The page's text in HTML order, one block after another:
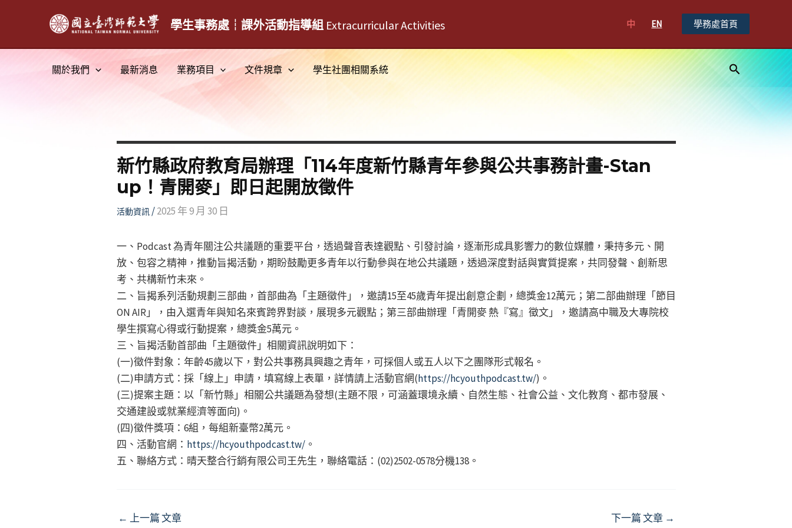
學生事務處┆課外活動指導組 Extracurricular Activities 中 EN 學務處首頁
關於我們 最新消息 業務項目 文件規章 學生社團相關系統
搜
尋
新竹縣政府教育局辦理「114年度新竹縣青年參與公共事務計畫-Stan
up！青開麥」即日起開放徵件
活動資訊/2025 年 9 月 30 日
一、Podcast 為青年關注公共議題的重要平台，透過聲音表達觀點、引發討論，逐漸形成具影響力的數位媒體，秉持多元、開
放、包容之精神，推動旨揭活動，期盼鼓勵更多青年以行動參與在地公共議題，透過深度對話與實質提案，共同發聲、創新思
考、共構新竹未來。
二、旨揭系列活動規劃三部曲，首部曲為「主題徵件」，邀請15至45歲青年提出創意企劃，總獎金12萬元；第二部曲辦理「節目
ON AIR」，由入選青年與知名來賓跨界對談，展現多元觀點；第三部曲辦理「青開麥 熱『寫』徵文」，邀請高中職及大專院校
學生撰寫心得或行動提案，總獎金5萬元。
三、旨揭活動首部曲「主題徵件」相關資訊說明如下：
(一)徵件對象：年齡45歲以下，對公共事務具興趣之青年，可採個人或五人以下之團隊形式報名。
(二)申請方式：採「線上」申請，填寫線上表單，詳情請上活動官網(https://hcyouthpodcast.tw/)。
(三)提案主題：以「新竹縣」相關公共議題為發想(主題不限，可涵蓋環境永續、自然生態、社會公益、文化教育、都市發展、
交通建設或就業經濟等面向)。
(四)徵件獎項：6組，每組新臺幣2萬元。
四、活動官網： https://hcyouthpodcast.tw/。
五、聯絡方式：晴天整合行銷有限公司王先生，聯絡電話：(02)2502-0578分機138。
Post
← 上一篇 文章 下一篇 文章 →